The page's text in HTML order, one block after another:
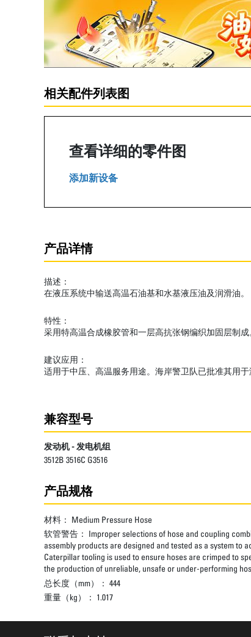
相关配件列表图
查看详细的零件图
添加新设备
产品详情
描述：
在液压系统中输送高温石油基和水基液压油及润滑油。
特性：
采用特高温合成橡胶管和一层高抗张钢编织加固层制
建议应用：
适用于中压、高温服务用途。海岸警卫队已批准其用于
兼容型号
发动机 - 发电机组
3512B 3516C G3516
产品规格
材料： Medium Pressure Hose
软管警告： Improper selections of hose and coupling
assembly products are designed and tested as a system to
Caterpillar tooling is used to ensure hoses are crimped to
the production of unreliable, unsafe or under-performing
总长度（mm）： 444
重量（kg）： 1.017